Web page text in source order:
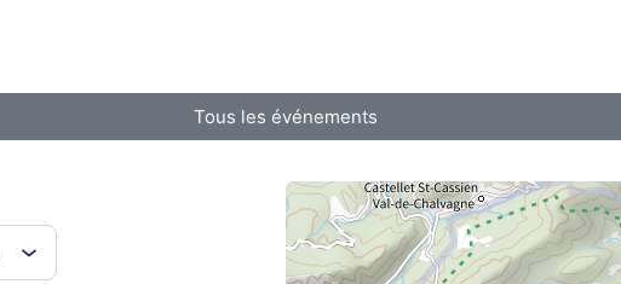
Tous les événements